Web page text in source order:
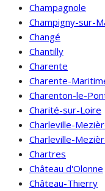
Champagnole
Champigny-sur-
Changé
Chantilly
Charente
Charente-
Charenton-le-
Charité-sur-Loire
Charleville-
Charleville-
Chartres
Château d'Olonne
Château-Thierry